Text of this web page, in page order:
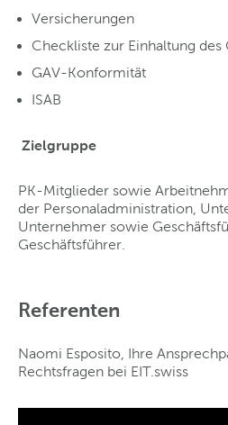
Versicherungen
Checkliste zur Einhaltung des
GAV-Konformität
ISAB
Zielgruppe
PK-Mitglieder sowie
der Personaladministration,
Unternehmer sowie
Geschäftsführer.
Referenten
Naomi Esposito, Ihre
Rechtsfragen bei EIT.swiss